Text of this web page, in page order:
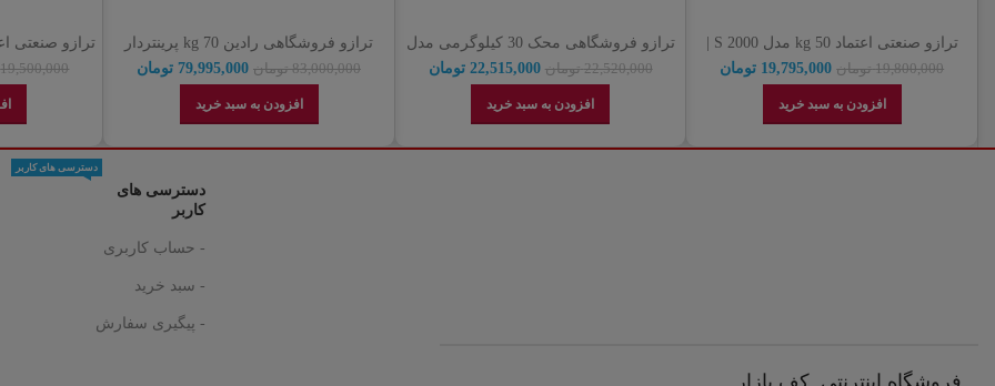
نمایندگی رسمی اعتماد19,800,000 تومان 19,795,000 تومان
افزودن به سبد خرید
ترازو فروشگاهی محک 30 کیلوگرمی مدل
9800 (گارانتی اصالت کالا)
22,520,000 تومان 22,515,000 تومان
افزودن به سبد خرید
ترازو فروشگاهی رادین 70 kg پرینتردار
8800 WIFI (گارانتی اصالت کالا)
83,000,000 تومان 79,995,000 تومان
افزودن به سبد خرید
19,500,000
دسترسی های
کاربر
دسترسی های کاربر
- حساب کاربری
- سبد خرید
- پیگیری سفارش